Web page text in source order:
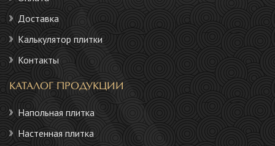
Доставка
Калькулятор плитки
Контакты
КАТАЛОГ ПРОДУКЦИИ
Напольная плитка
Настенная плитка